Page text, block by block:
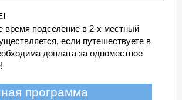
время подселение в 2-х местный
если путешествуете в
доплата за одноместное
программа